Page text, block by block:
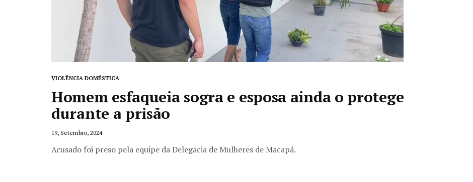
VIOLÊNCIA DOMÉSTICA
Homem esfaqueia sogra e esposa ainda o protege
durante a prisão
19, Setembro, 2024
Acusado foi preso pela equipe da Delegacia de Mulheres de Macapá.